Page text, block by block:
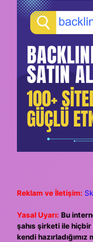
Reklam ve İletişim:
Yasal Uyarı: Bu
şahıs şirketi ile hiçbir
kendi